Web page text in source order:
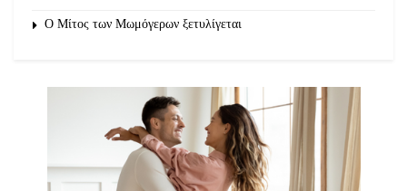
O Μίτος των Μωμόγερων ξετυλίγεται